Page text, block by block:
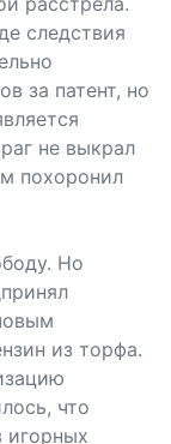
следствия
за патент, но
не выкрал
похоронил
Но
из торфа.
что
игорных